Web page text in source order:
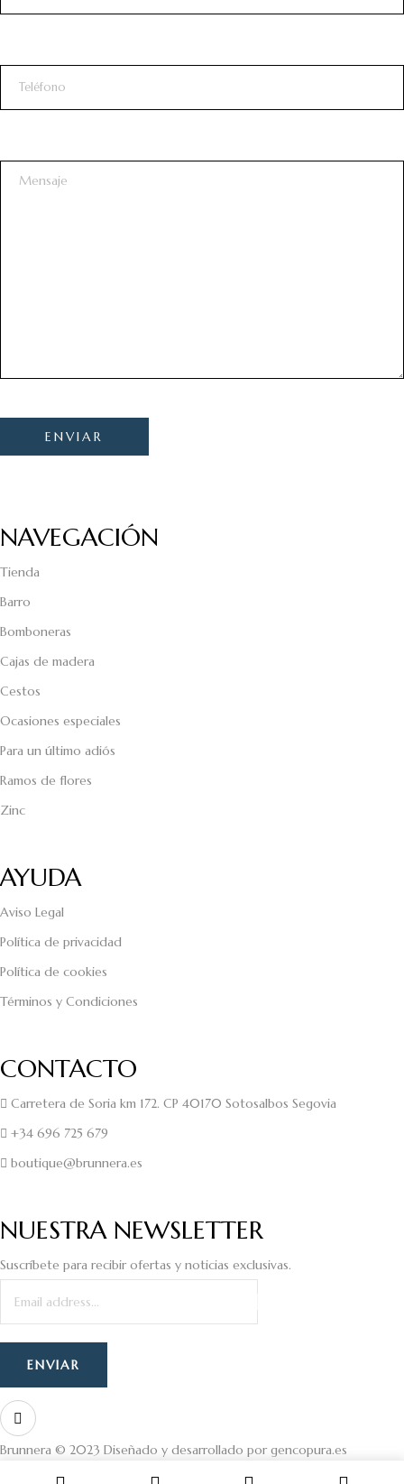
NAVEGACIÓN
Tienda
Barro
Bomboneras
Cajas de madera
Cestos
Ocasiones especiales
Para un último adiós
Ramos de flores
Zinc
AYUDA
Aviso Legal
Política de privacidad
Política de cookies
Términos y Condiciones
CONTACTO
Carretera de Soria km 172. CP 40170 Sotosalbos Segovia
+34 696 725 679
boutique@brunnera.es
NUESTRA NEWSLETTER
Suscríbete para recibir ofertas y noticias exclusivas.
Brunnera © 2023 Diseñado y desarrollado porgencopura.es